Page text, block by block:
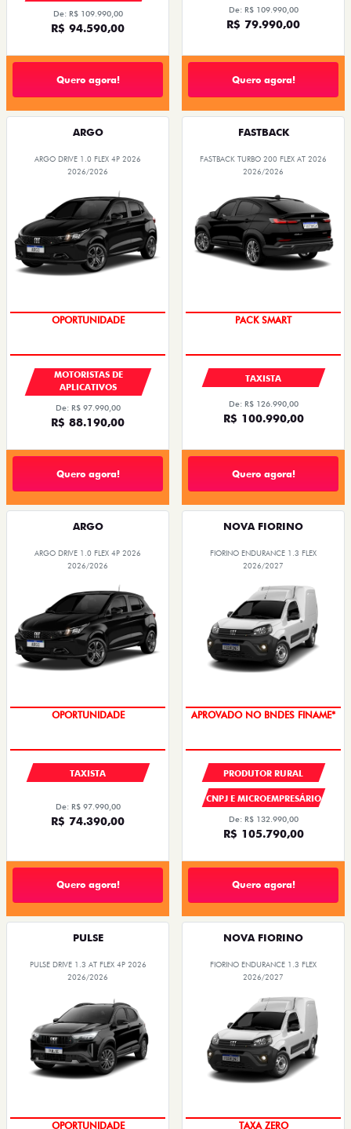
De: R$ 109.990,00
R$ 94.590,00
Quero agora!
De: R$ 109.990,00
R$ 79.990,00
Quero agora!
ARGO
ARGO DRIVE 1.0 FLEX 4P 2026
2026/2026
OPORTUNIDADE
MOTORISTAS DE
APLICATIVOS
De: R$ 97.990,00
R$ 88.190,00
Quero agora!
FASTBACK
FASTBACK TURBO 200 FLEX AT 2026
2026/2026
PACK SMART
TAXISTA
De: R$ 126.990,00
R$ 100.990,00
Quero agora!
ARGO
ARGO DRIVE 1.0 FLEX 4P 2026
2026/2026
OPORTUNIDADE
TAXISTA
De: R$ 97.990,00
R$ 74.390,00
Quero agora!
NOVA FIORINO
FIORINO ENDURANCE 1.3 FLEX
2026/2027
APROVADO NO BNDES FINAME*
PRODUTOR RURAL
CNPJ E MICROEMPRESÁRIO
De: R$ 132.990,00
R$ 105.790,00
Quero agora!
PULSE
PULSE DRIVE 1.3 AT FLEX 4P 2026
2026/2026
OPORTUNIDADE
NOVA FIORINO
FIORINO ENDURANCE 1.3 FLEX
2026/2027
TAXA ZERO